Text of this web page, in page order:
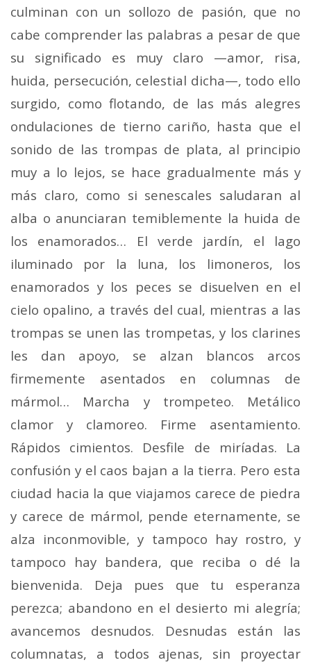
culminan con un sollozo de pasión, que no
cabe comprender las palabras a pesar de que
su significado es muy claro —amor, risa,
huida, persecución, celestial dicha—, todo ello
surgido, como flotando, de las más alegres
ondulaciones de tierno cariño, hasta que el
sonido de las trompas de plata, al principio
muy a lo lejos, se hace gradualmente más y
más claro, como si senescales saludaran al
alba o anunciaran temiblemente la huida de
los enamorados… El verde jardín, el lago
iluminado por la luna, los limoneros, los
enamorados y los peces se disuelven en el
cielo opalino, a través del cual, mientras a las
trompas se unen las trompetas, y los clarines
les dan apoyo, se alzan blancos arcos
firmemente asentados en columnas de
mármol… Marcha y trompeteo. Metálico
clamor y clamoreo. Firme asentamiento.
Rápidos cimientos. Desfile de miríadas. La
confusión y el caos bajan a la tierra. Pero esta
ciudad hacia la que viajamos carece de piedra
y carece de mármol, pende eternamente, se
alza inconmovible, y tampoco hay rostro, y
tampoco hay bandera, que reciba o dé la
bienvenida. Deja pues que tu esperanza
perezca; abandono en el desierto mi alegría;
avancemos desnudos. Desnudas están las
columnatas, a todos ajenas, sin proyectar